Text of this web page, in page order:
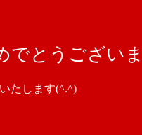
とうございま
たします(^.^)